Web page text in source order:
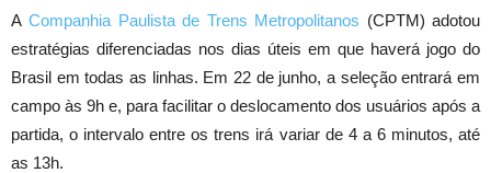
ACompanhia Paulista de Trens Metropolitanos (CPTM) adotou
estratégias diferenciadas nos dias úteis em que haverá jogo do
Brasil em todas as linhas. Em 22 de junho, a seleção entrará em
campo às 9h e, para facilitar o deslocamento dos usuários após a
partida, o intervalo entre os trens irá variar de 4 a 6 minutos, até
as 13h.